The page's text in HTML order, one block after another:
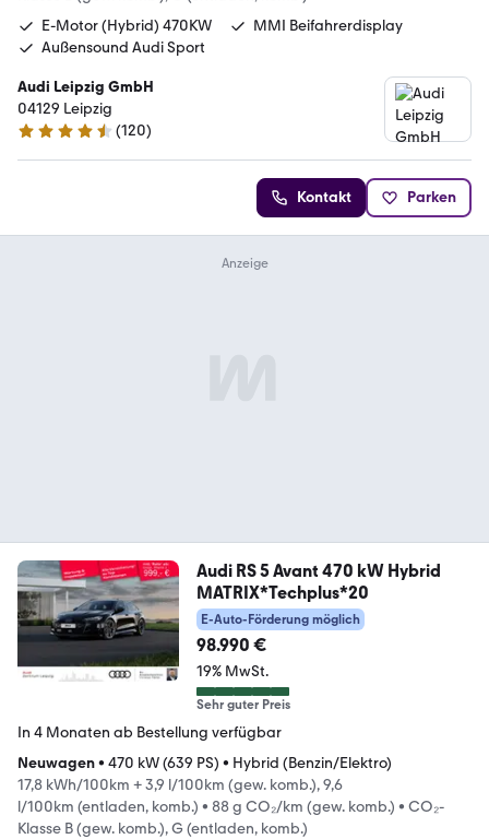
E-Motor (Hybrid) 470KW
MMI Beifahrerdisplay
Außensound Audi Sport
Audi Leipzig GmbH
04129 Leipzig
4.4 Sterne
(120)
Kontakt Parken
Audi RS 5 Avant 470 kW Hybrid
MATRIX*Techplus*20
E-Auto-Förderung möglich
98.990 €
19% MwSt.
Sehr guter Preis
In 4 Monaten ab Bestellung verfügbar
Neuwagen• 470 kW (639 PS) • Hybrid (Benzin/Elektro)
17,8 kWh/100km + 3,9 l/100km (gew. komb.), 9,6
l/100km (entladen, komb.) • 88 g CO₂/km (gew. komb.) • CO₂-
Klasse B (gew. komb.), G (entladen, komb.)